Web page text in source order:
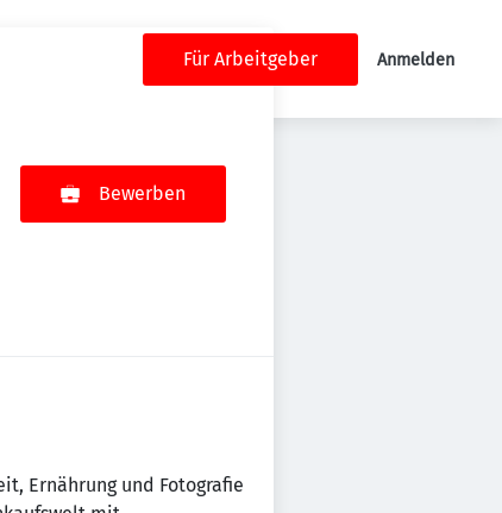
Für Arbeitgeber Anmelden
Bewerben
Ernährung und Fotografie